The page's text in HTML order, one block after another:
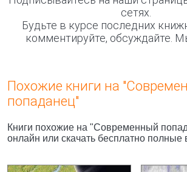
сетях.
Будьте в курсе последних
комментируйте, обсуждайте.
Похожие книги на
попаданец"
Книги похожие на "Современный
онлайн или скачать бесплатно полные